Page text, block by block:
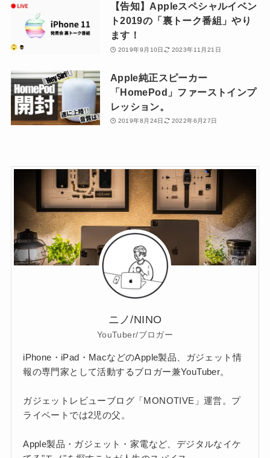
【告知】Appleスペシャルイベン
ト2019の「裏トーク番組」やり
ます！
2019年9月10日 2023年11月21日
Apple純正スピーカー
「HomePod」ファーストインプ
レッション。
2019年8月24日 2022年6月27日
ニノ/NINO
YouTuber/ブロガー
iPhone・iPad・MacなどのApple製品、ガジェット情
報の専門家として活動するブロガー兼YouTuber。
ガジェットレビューブログ「MONOTIVE」運営。プ
ライベートでは2児の父。
Apple製品・ガジェット・家電など、デジタルなイケ